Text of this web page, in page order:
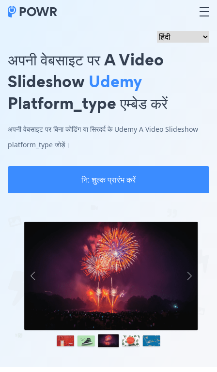
अपनी वेबसाइट पर A Video
Slideshow Udemy
Platform_type एम्बेड करें
अपनी वेबसाइट पर बिना कोडिंग या सिरदर्द के Udemy A Video Slideshow
platform_type जोड़ें।
नि: शुल्क प्रारंभ करें